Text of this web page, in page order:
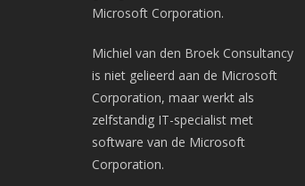
Microsoft Corporation.
Michiel van den Broek Consultancy
is niet gelieerd aan de Microsoft
Corporation, maar werkt als
zelfstandig IT-specialist met
software van de Microsoft
Corporation.